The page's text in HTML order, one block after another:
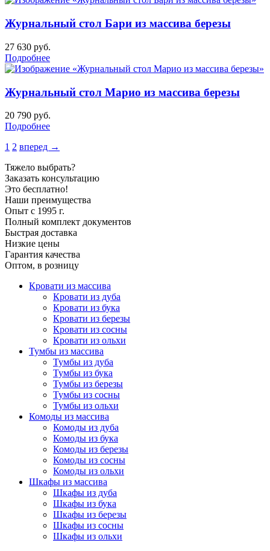
Журнальный стол Бари из массива березы
27 630 руб.
Подробнее
Журнальный стол Марио из массива березы
20 790 руб.
Подробнее
1 2 вперед →
Тяжело выбрать?
Заказать консультацию
Это бесплатно!
Наши преимущества
Опыт с 1995 г.
Полный комплект документов
Быстрая доставка
Низкие цены
Гарантия качества
Оптом, в розницу
Кровати из массива
Кровати из дуба
Кровати из бука
Кровати из березы
Кровати из сосны
Кровати из ольхи
Тумбы из массива
Тумбы из дуба
Тумбы из бука
Тумбы из березы
Тумбы из сосны
Тумбы из ольхи
Комоды из массива
Комоды из дуба
Комоды из бука
Комоды из березы
Комоды из сосны
Комоды из ольхи
Шкафы из массива
Шкафы из дуба
Шкафы из бука
Шкафы из березы
Шкафы из сосны
Шкафы из ольхи